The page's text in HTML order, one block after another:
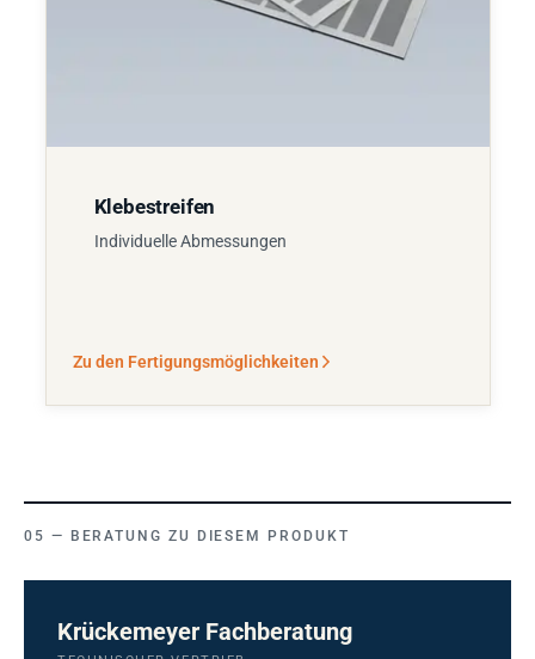
Klebestreifen
Individuelle Abmessungen
Zu den Fertigungsmöglichkeiten
BERATUNG ZU DIESEM PRODUKT
Krückemeyer Fachberatung